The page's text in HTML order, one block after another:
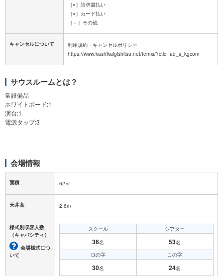
［○］請求書払い
［○］カード払い
［－］その他
キャンセルについて
利用規約・キャンセルポリシー
サウスルームとは？
常設備品
ホワイトボード:1
演台:1
電源タップ:3
会場情報
面積 62㎡
天井高 2.6m
様式別収容人数
（キャパシティ）
会場様式につ
いて
スクール
36名
シアター
53名
ロの字
30名
コの字
24名